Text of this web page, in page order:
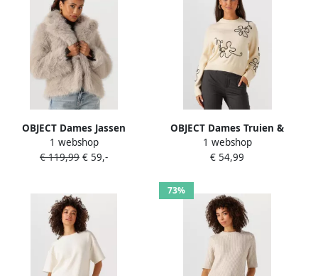
OBJECT Dames Jassen
Objisadora L s Lo Hairy Coat
Beige
1 webshop
€ 119,99 € 59,-
OBJECT Dames Truien &
Vesten Objlaney Rubin Ls
Pullover Zand
1 webshop
€ 54,99
73%